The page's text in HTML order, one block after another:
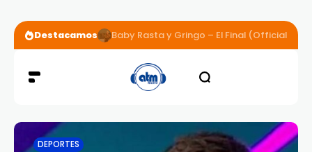
Destacamos Baby Rasta y Gringo – El Final (Official
DEPORTES